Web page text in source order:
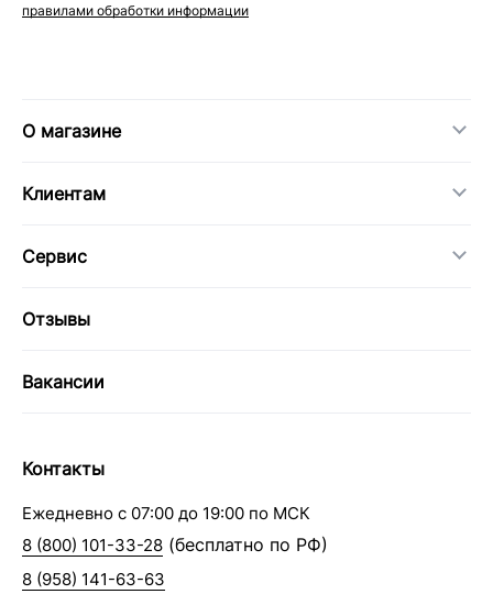
правилами обработки информации
О магазине
Клиентам
Сервис
Отзывы
Вакансии
Контакты
Ежедневно с 07:00 до 19:00 по МСК
8 (800) 101-33-28 (бесплатно по РФ)
8 (958) 141-63-63